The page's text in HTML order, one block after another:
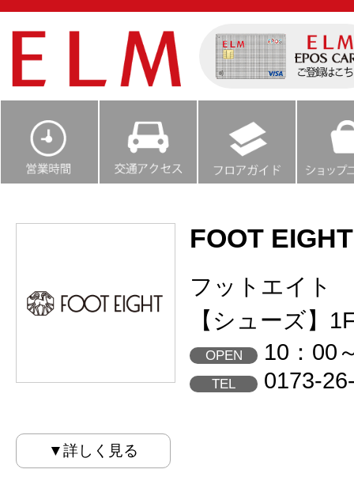
FOOT EIGHT
フットエイト
【シューズ】
OPEN 10：00
TEL 0173-
▼詳しく見る